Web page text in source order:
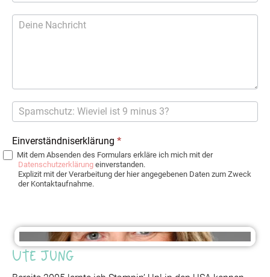
Einverständniserklärung *
Mit dem Absenden des Formulars erkläre ich mich mit der
Datenschutzerklärung einverstanden.
Explizit mit der Verarbeitung der hier angegebenen Daten zum Zweck
der Kontaktaufnahme.
Ute Jung